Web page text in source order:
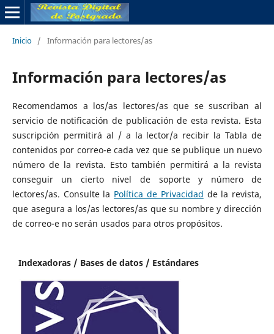
Inicio / Información para lectores/as
Información para lectores/as
Recomendamos a los/as lectores/as que se suscriban al
servicio de notificación de publicación de esta revista. Esta
suscripción permitirá al / a la lector/a recibir la Tabla de
contenidos por correo-e cada vez que se publique un nuevo
número de la revista. Esto también permitirá a la revista
conseguir un cierto nivel de soporte y número de
lectores/as. Consulte la Política de Privacidad de la revista,
que asegura a los/as lectores/as que su nombre y dirección
de correo-e no serán usados para otros propósitos.
Indexadoras / Bases de datos / Estándares